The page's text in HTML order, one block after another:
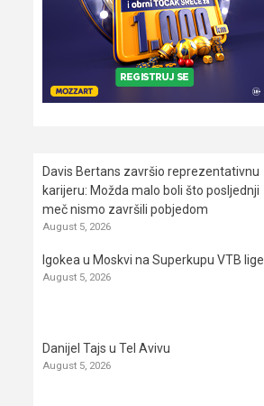
Davis Bertans završio reprezentativnu
karijeru: Možda malo boli što posljednji
meč nismo završili pobjedom
August 5, 2026
Igokea u Moskvi na Superkupu VTB lige
August 5, 2026
Danijel Tajs u Tel Avivu
August 5, 2026